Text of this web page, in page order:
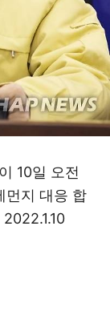
10일 오전
먼지 대응 합